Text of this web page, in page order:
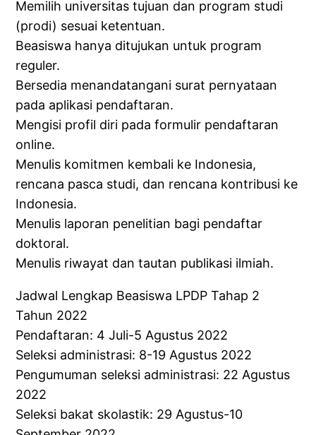
Memilih universitas tujuan dan program studi
(prodi) sesuai ketentuan.
Beasiswa hanya ditujukan untuk program
reguler.
Bersedia menandatangani surat pernyataan
pada aplikasi pendaftaran.
Mengisi profil diri pada formulir pendaftaran
online.
Menulis komitmen kembali ke Indonesia,
rencana pasca studi, dan rencana kontribusi ke
Indonesia.
Menulis laporan penelitian bagi pendaftar
doktoral.
Menulis riwayat dan tautan publikasi ilmiah.
Jadwal Lengkap Beasiswa LPDP Tahap 2
Tahun 2022
Pendaftaran: 4 Juli-5 Agustus 2022
Seleksi administrasi: 8-19 Agustus 2022
Pengumuman seleksi administrasi: 22 Agustus
2022
Seleksi bakat skolastik: 29 Agustus-10